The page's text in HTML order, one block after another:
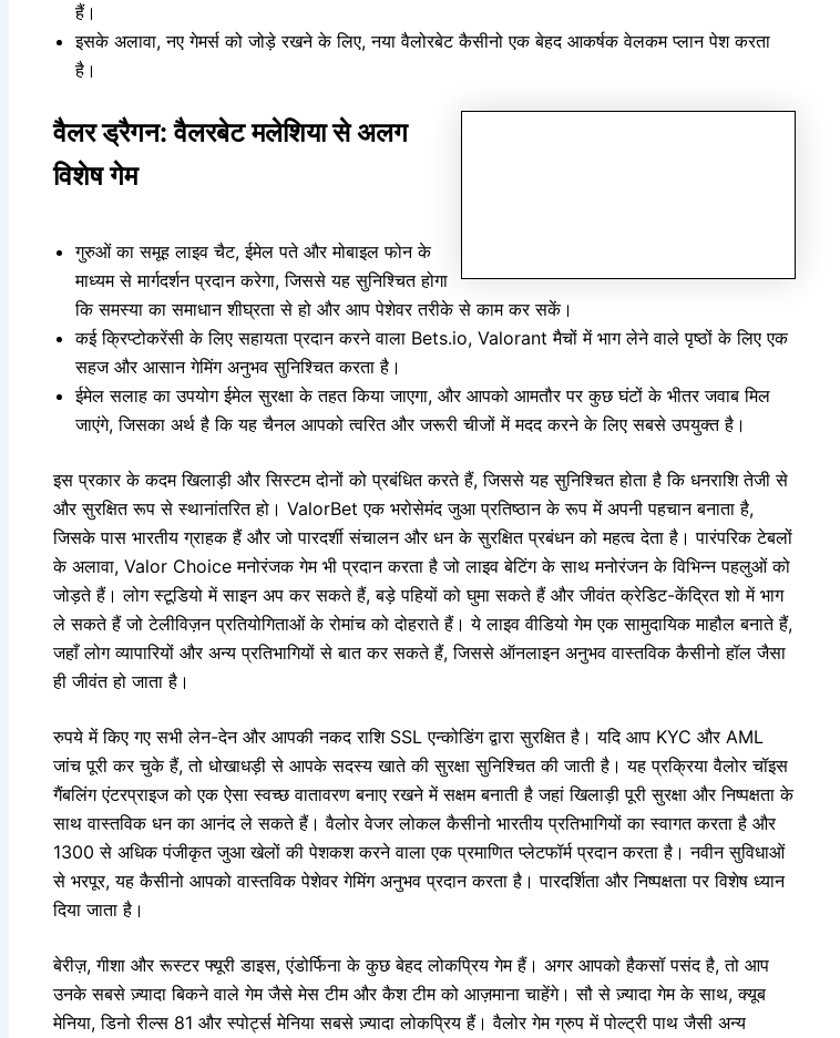
हैं।
इसके अलावा, नए गेमर्स को जोड़े रखने के लिए, नया वैलोरबेट कैसीनो एक बेहद आकर्षक वेलकम प्लान पेश करता
है।
वैलर ड्रैगन: वैलरबेट मलेशिया से अलग
विशेष गेम
गुरुओं का समूह लाइव चैट, ईमेल पते और मोबाइल फोन के
माध्यम से मार्गदर्शन प्रदान करेगा, जिससे यह सुनिश्चित होगा
कि समस्या का समाधान शीघ्रता से हो और आप पेशेवर तरीके से काम कर सकें।
कई क्रिप्टोकरेंसी के लिए सहायता प्रदान करने वाला Bets.io, Valorant मैचों में भाग लेने वाले पृष्ठों के लिए एक
सहज और आसान गेमिंग अनुभव सुनिश्चित करता है।
ईमेल सलाह का उपयोग ईमेल सुरक्षा के तहत किया जाएगा, और आपको आमतौर पर कुछ घंटों के भीतर जवाब मिल
जाएंगे, जिसका अर्थ है कि यह चैनल आपको त्वरित और जरूरी चीजों में मदद करने के लिए सबसे उपयुक्त है।
इस प्रकार के कदम खिलाड़ी और सिस्टम दोनों को प्रबंधित करते हैं, जिससे यह सुनिश्चित होता है कि धनराशि तेजी से
और सुरक्षित रूप से स्थानांतरित हो। ValorBet एक भरोसेमंद जुआ प्रतिष्ठान के रूप में अपनी पहचान बनाता है,
जिसके पास भारतीय ग्राहक हैं और जो पारदर्शी संचालन और धन के सुरक्षित प्रबंधन को महत्व देता है। पारंपरिक टेबलों
के अलावा, Valor Choice मनोरंजक गेम भी प्रदान करता है जो लाइव बेटिंग के साथ मनोरंजन के विभिन्न पहलुओं को
जोड़ते हैं। लोग स्टूडियो में साइन अप कर सकते हैं, बड़े पहियों को घुमा सकते हैं और जीवंत क्रेडिट-केंद्रित शो में भाग
ले सकते हैं जो टेलीविज़न प्रतियोगिताओं के रोमांच को दोहराते हैं। ये लाइव वीडियो गेम एक सामुदायिक माहौल बनाते हैं,
जहाँ लोग व्यापारियों और अन्य प्रतिभागियों से बात कर सकते हैं, जिससे ऑनलाइन अनुभव वास्तविक कैसीनो हॉल जैसा
ही जीवंत हो जाता है।
रुपये में किए गए सभी लेन-देन और आपकी नकद राशि SSL एन्कोडिंग द्वारा सुरक्षित है। यदि आप KYC और AML
जांच पूरी कर चुके हैं, तो धोखाधड़ी से आपके सदस्य खाते की सुरक्षा सुनिश्चित की जाती है। यह प्रक्रिया वैलोर चॉइस
गैंबलिंग एंटरप्राइज को एक ऐसा स्वच्छ वातावरण बनाए रखने में सक्षम बनाती है जहां खिलाड़ी पूरी सुरक्षा और निष्पक्षता के
साथ वास्तविक धन का आनंद ले सकते हैं। वैलोर वेजर लोकल कैसीनो भारतीय प्रतिभागियों का स्वागत करता है और
1300 से अधिक पंजीकृत जुआ खेलों की पेशकश करने वाला एक प्रमाणित प्लेटफॉर्म प्रदान करता है। नवीन सुविधाओं
से भरपूर, यह कैसीनो आपको वास्तविक पेशेवर गेमिंग अनुभव प्रदान करता है। पारदर्शिता और निष्पक्षता पर विशेष ध्यान
दिया जाता है।
बेरीज़, गीशा और रूस्टर फ्यूरी डाइस, एंडोर्फिना के कुछ बेहद लोकप्रिय गेम हैं। अगर आपको हैकसॉ पसंद है, तो आप
उनके सबसे ज़्यादा बिकने वाले गेम जैसे मेस टीम और कैश टीम को आज़माना चाहेंगे। सौ से ज़्यादा गेम के साथ, क्यूब
मेनिया, डिनो रील्स 81 और स्पोर्ट्स मेनिया सबसे ज़्यादा लोकप्रिय हैं। वैलोर गेम ग्रुप में पोल्ट्री पाथ जैसी अन्य